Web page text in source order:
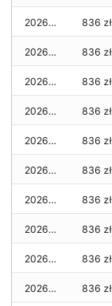
2026-06-30 836 zł
2026-06-28 836 zł
2026-06-27 836 zł
2026-06-26 836 zł
2026-06-25 836 zł
2026-06-24 836 zł
2026-06-23 836 zł
2026-06-22 836 zł
2026-06-21 836 zł
2026-06-20 836 zł